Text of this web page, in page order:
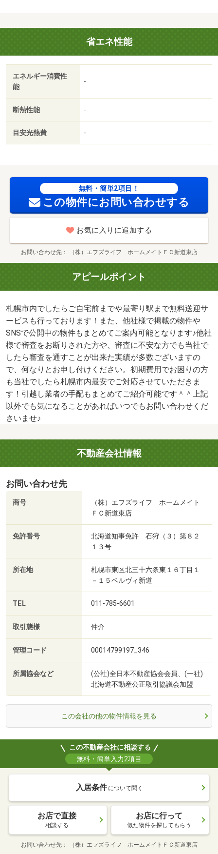
の勤務形態：巡回・当店でしたらご来店いただいたお客様
限定で【未公開物件】のご紹介可能となります！さらに２
年間の間、家賃が２，０００円下げられる【ヘヤワリ】も
ご利用可能です♪審査不安な方も是非ご相談ください＾＾・
バイク置場：なし・駐輪場：有/退去時ペット消臭料（飼育
の場合） 22000円/ハウスクリーニング 27500円
省エネ性能
エネルギー消費性
能
-
断熱性能 -
目安光熱費 -
無料・簡単2項目！
この物件にお問い合わせする
お気に入りに追加する
お問い合わせ先 （株）エフズライフ ホームメイトＦＣ新道東店
アピールポイント
札幌市内でしたらご自宅前までや最寄り駅まで無料送迎サ
ービスも行っております！また、他社様で掲載の物件や
SNSで公開中の物件もまとめてご案内可能となります♪他社
様で審査をお断りされた方や、審査に不安な方でも当社で
したら審査を通すことが出来た実績が多数ございますの
で、何なりとお申し付けください。初期費用でお困りの方
も当社でしたら札幌市内最安でご対応させていただきま
す！引越し業者の手配もまとめてご紹介可能です＾＾上記
以外でも気になることがあればいつでもお問い合わせくだ
さいませ♪
不動産会社情報
お問い合わせ先
商号
（株）エフズライフ ホームメイト
ＦＣ新道東店
免許番号
北海道知事免許 石狩（３）第８２
１３号
所在地
札幌市東区北三十六条東１６丁目１
－１５ベルヴィ新道
TEL 011-785-6601
取引態様 仲介
管理コード 00014799197_346
所属協会など
(公社)全日本不動産協会会員、(一社)
北海道不動産公正取引協議会加盟
この会社の他の物件情報を見る
この不動産会社に相談する
無料・簡単入力2項目
入居条件 について聞く
お店で直接
相談する
お店に行って
似た物件を探してもらう
お問い合わせ先 （株）エフズライフ ホームメイトＦＣ新道東店